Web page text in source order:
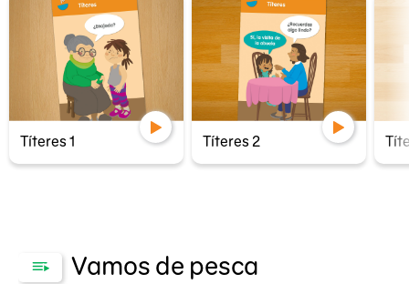
Títeres 1 Títeres 2
Vamos de pesca